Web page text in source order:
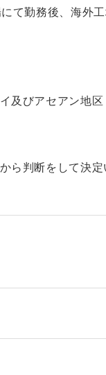
て勤務後、海外
及びアセアン地
ら判断をして決定